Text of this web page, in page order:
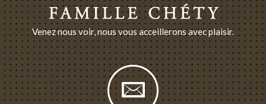
Venez nous voir, nous vous acceillerons avec plaisir.